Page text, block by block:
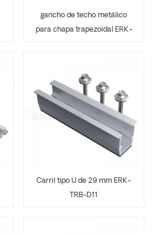
gancho de techo metálico
para chapa trapezoidal ERK-
Carril tipo U de 29 mm ERK-
TRB-D11